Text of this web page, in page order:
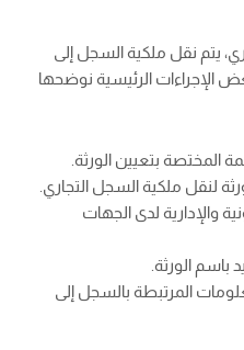
يتم نقل ملكية السجل إلى
الإجراءات الرئيسية نوضحها
المختصة بتعيين الورثة.
لنقل ملكية السجل التجاري.
والإدارية لدى الجهات
باسم الورثة.
المرتبطة بالسجل إلى